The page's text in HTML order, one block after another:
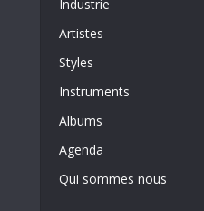
Industrie
Artistes
Styles
Instruments
Albums
Agenda
Qui sommes nous